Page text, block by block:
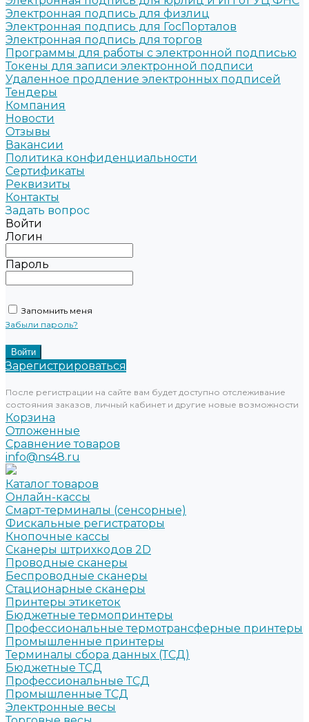
Электронная подпись для физлиц
Электронная подпись для ГосПорталов
Электронная подпись для торгов
Программы для работы с электронной подписью
Токены для записи электронной подписи
Удаленное продление электронных подписей
Тендеры
Компания
Новости
Отзывы
Вакансии
Политика конфиденциальности
Сертификаты
Реквизиты
Контакты
Задать вопрос
Войти
Логин
Пароль
Запомнить меня
Забыли пароль?
Зарегистрироваться
После регистрации на сайте вам будет доступно отслеживание
состояния заказов, личный кабинет и другие новые возможности
Корзина
Отложенные
Сравнение товаров
info@ns48.ru
Каталог товаров
Онлайн-кассы
Смарт-терминалы (сенсорные)
Фискальные регистраторы
Кнопочные кассы
Сканеры штрихкодов 2D
Проводные сканеры
Беспроводные сканеры
Стационарные сканеры
Принтеры этикеток
Бюджетные термопринтеры
Профессиональные термотрансферные принтеры
Промышленные принтеры
Терминалы сбора данных (ТСД)
Бюджетные ТСД
Профессиональные ТСД
Промышленные ТСД
Электронные весы